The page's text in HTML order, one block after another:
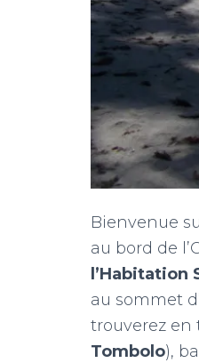
Bienvenue
au bord de
l’Habitation
au sommet
trouverez en
Tombolo),